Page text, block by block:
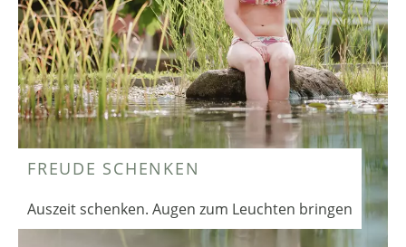
FREUDE SCHENKEN
Auszeit schenken. Augen zum Leuchten bringen